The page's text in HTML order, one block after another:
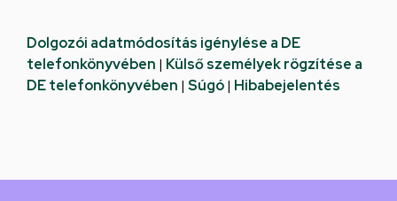
Dolgozói adatmódosítás igénylése a DE
telefonkönyvében | Külső személyek rögzítése a
DE telefonkönyvében | Súgó| Hibabejelentés